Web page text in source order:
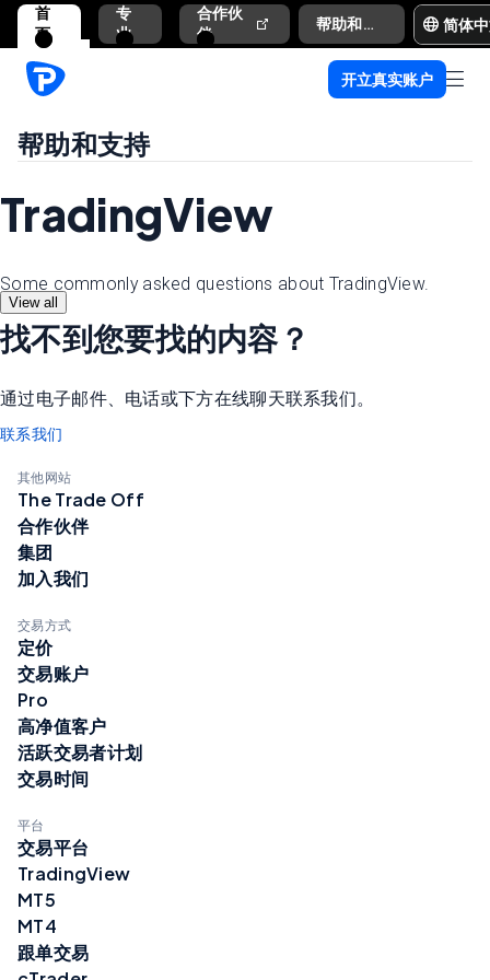
首
页
专
业
合作伙
伴
帮助和支持 简体
开立真实账户
帮助和支持
TradingView
Some commonly asked questions about TradingView.
View all
找不到您要找的内容？
通过电子邮件、电话或下方在线聊天联系我们。
联系我们
其他网站
The Trade Off
合作伙伴
集团
加入我们
交易方式
定价
交易账户
Pro
高净值客户
活跃交易者计划
交易时间
平台
交易平台
TradingView
MT5
MT4
跟单交易